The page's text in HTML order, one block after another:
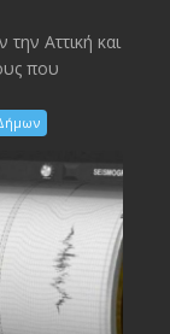
Αττική και
που